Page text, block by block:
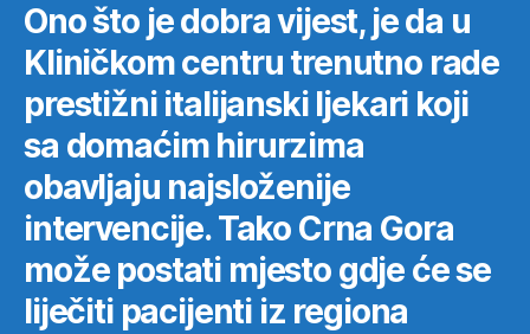
Ono što je dobra vijest, je da u
Kliničkom centru trenutno rade
prestižni italijanski ljekari koji
sa domaćim hirurzima
obavljaju najsloženije
intervencije. Tako Crna Gora
može postati mjesto gdje će se
liječiti pacijenti iz regiona